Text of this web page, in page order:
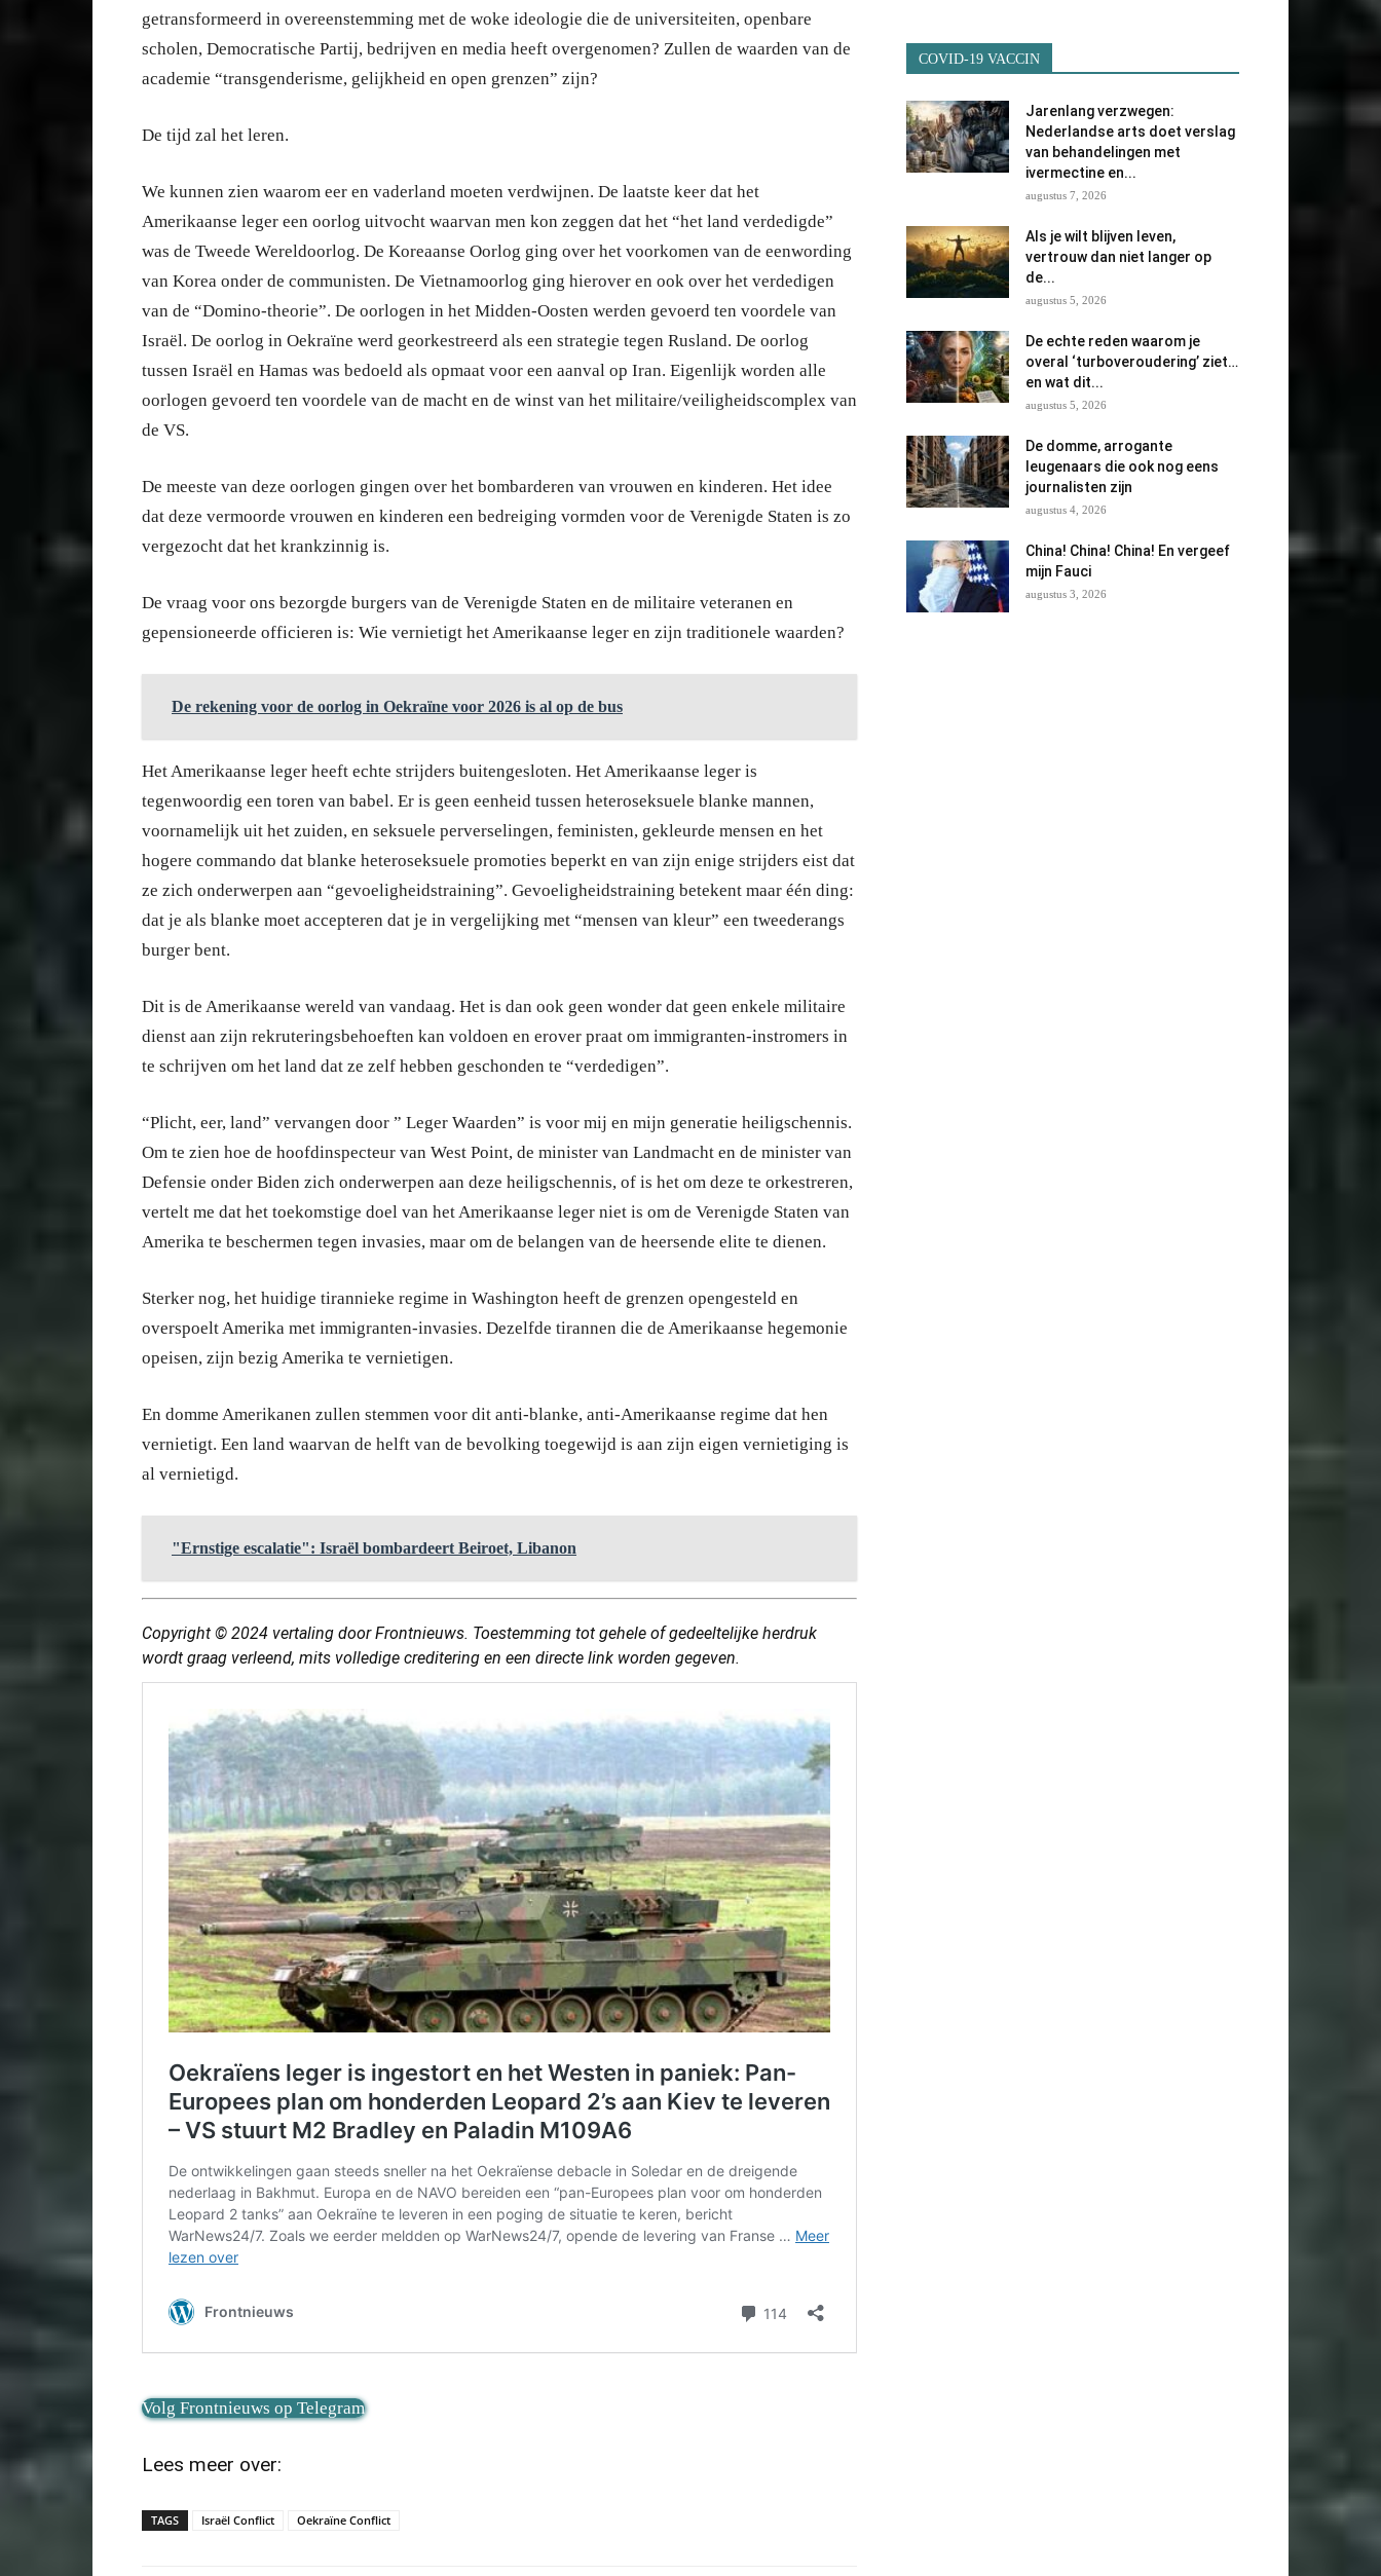
getransformeerd in overeenstemming met de woke ideologie die de universiteiten, openbare
scholen, Democratische Partij, bedrijven en media heeft overgenomen? Zullen de waarden van de
academie “transgenderisme, gelijkheid en open grenzen” zijn?
De tijd zal het leren.
We kunnen zien waarom eer en vaderland moeten verdwijnen. De laatste keer dat het
Amerikaanse leger een oorlog uitvocht waarvan men kon zeggen dat het “het land verdedigde”
was de Tweede Wereldoorlog. De Koreaanse Oorlog ging over het voorkomen van de eenwording
van Korea onder de communisten. De Vietnamoorlog ging hierover en ook over het verdedigen
van de “Domino-theorie”. De oorlogen in het Midden-Oosten werden gevoerd ten voordele van
Israël. De oorlog in Oekraïne werd georkestreerd als een strategie tegen Rusland. De oorlog
tussen Israël en Hamas was bedoeld als opmaat voor een aanval op Iran. Eigenlijk worden alle
oorlogen gevoerd ten voordele van de macht en de winst van het militaire/veiligheidscomplex van
de VS.
De meeste van deze oorlogen gingen over het bombarderen van vrouwen en kinderen. Het idee
dat deze vermoorde vrouwen en kinderen een bedreiging vormden voor de Verenigde Staten is zo
vergezocht dat het krankzinnig is.
De vraag voor ons bezorgde burgers van de Verenigde Staten en de militaire veteranen en
gepensioneerde officieren is: Wie vernietigt het Amerikaanse leger en zijn traditionele waarden?
De rekening voor de oorlog in Oekraïne voor 2026 is al op de bus
Het Amerikaanse leger heeft echte strijders buitengesloten. Het Amerikaanse leger is
tegenwoordig een toren van babel. Er is geen eenheid tussen heteroseksuele blanke mannen,
voornamelijk uit het zuiden, en seksuele perverselingen, feministen, gekleurde mensen en het
hogere commando dat blanke heteroseksuele promoties beperkt en van zijn enige strijders eist dat
ze zich onderwerpen aan “gevoeligheidstraining”. Gevoeligheidstraining betekent maar één ding:
dat je als blanke moet accepteren dat je in vergelijking met “mensen van kleur” een tweederangs
burger bent.
Dit is de Amerikaanse wereld van vandaag. Het is dan ook geen wonder dat geen enkele militaire
dienst aan zijn rekruteringsbehoeften kan voldoen en erover praat om immigranten-instromers in
te schrijven om het land dat ze zelf hebben geschonden te “verdedigen”.
“Plicht, eer, land” vervangen door ” Leger Waarden” is voor mij en mijn generatie heiligschennis.
Om te zien hoe de hoofdinspecteur van West Point, de minister van Landmacht en de minister van
Defensie onder Biden zich onderwerpen aan deze heiligschennis, of is het om deze te orkestreren,
vertelt me dat het toekomstige doel van het Amerikaanse leger niet is om de Verenigde Staten van
Amerika te beschermen tegen invasies, maar om de belangen van de heersende elite te dienen.
Sterker nog, het huidige tirannieke regime in Washington heeft de grenzen opengesteld en
overspoelt Amerika met immigranten-invasies. Dezelfde tirannen die de Amerikaanse hegemonie
opeisen, zijn bezig Amerika te vernietigen.
En domme Amerikanen zullen stemmen voor dit anti-blanke, anti-Amerikaanse regime dat hen
vernietigt. Een land waarvan de helft van de bevolking toegewijd is aan zijn eigen vernietiging is
al vernietigd.
"Ernstige escalatie": Israël bombardeert Beiroet, Libanon
Copyright © 2024 vertaling door Frontnieuws. Toestemming tot gehele of gedeeltelijke herdruk
wordt graag verleend, mits volledige creditering en een directe link worden gegeven.
Volg Frontnieuws op Telegram
Lees meer over:
TAGS Israël Conflict Oekraïne Conflict
COVID-19 VACCIN
Jarenlang verzwegen:
Nederlandse arts doet verslag
van behandelingen met
ivermectine en...
augustus 7, 2026
Als je wilt blijven leven,
vertrouw dan niet langer op
de...
augustus 5, 2026
De echte reden waarom je
overal ‘turboveroudering’ ziet…
en wat dit...
augustus 5, 2026
De domme, arrogante
leugenaars die ook nog eens
journalisten zijn
augustus 4, 2026
China! China! China! En vergeef
mijn Fauci
augustus 3, 2026